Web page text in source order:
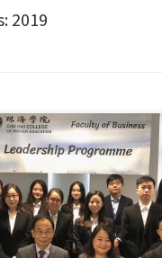
2019
访问是让同学们了解商界在现实
学们 […]